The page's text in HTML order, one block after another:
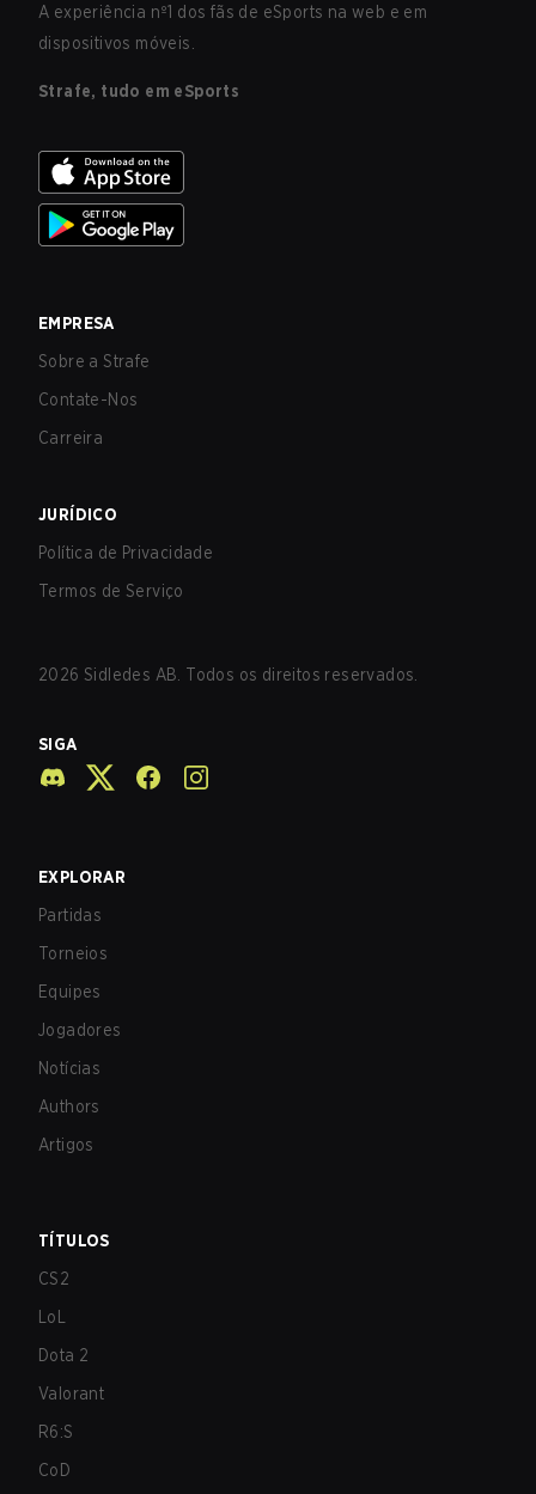
A experiência nº1 dos fãs de eSports na web e em
dispositivos móveis.
Strafe, tudo em eSports
EMPRESA
Sobre a Strafe
Contate-Nos
Carreira
JURÍDICO
Política de Privacidade
Termos de Serviço
2026 Sidledes AB. Todos os direitos reservados.
SIGA
EXPLORAR
Partidas
Torneios
Equipes
Jogadores
Notícias
Authors
Artigos
TÍTULOS
CS2
LoL
Dota 2
Valorant
R6:S
CoD